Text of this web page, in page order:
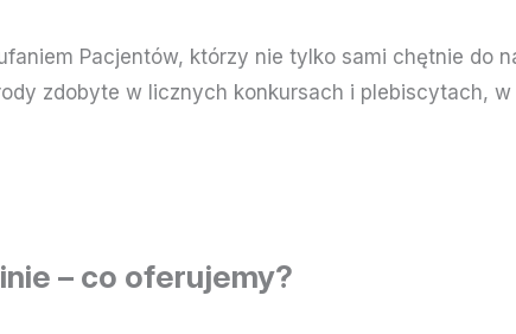
Pacjentów, którzy nie tylko sami chętnie do
zdobyte w licznych konkursach i plebiscytach,
– co oferujemy?